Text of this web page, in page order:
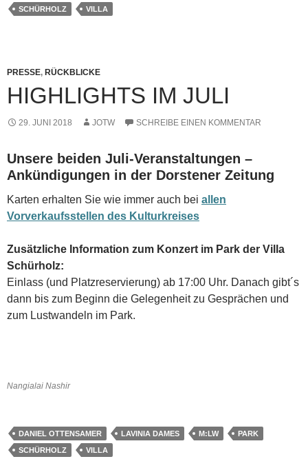
SCHÜRHOLZ VILLA
PRESSE, RÜCKBLICKE
HIGHLIGHTS IM JULI
29. JUNI 2018 JOTW SCHREIBE EINEN KOMMENTAR
Unsere beiden Juli-Veranstaltungen –
Ankündigungen in der Dorstener Zeitung
Karten erhalten Sie wie immer auch bei allen
Vorverkaufsstellen des Kulturkreises
Zusätzliche Information zum Konzert im Park der Villa
Schürholz:
Einlass (und Platzreservierung) ab 17:00 Uhr. Danach gibt´s
dann bis zum Beginn die Gelegenheit zu Gesprächen und
zum Lustwandeln im Park.
Nangialai Nashir
DANIEL OTTENSAMER LAVINIA DAMES M:LW
PARK
SCHÜRHOLZ
VILLA